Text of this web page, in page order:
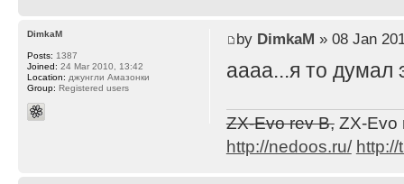
by DimkaM » 08 Jan
аааа...я то думал
ZX-Evo rev B,ZX-Evo
http://nedoos.ru/ http://
DimkaM
Posts: 1387
Joined: 24 Mar 2010, 13:42
Location: джунгли Амазонки
Group: Registered users